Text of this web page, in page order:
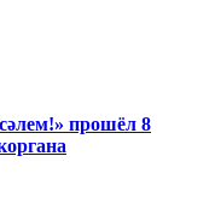
прошёл 8